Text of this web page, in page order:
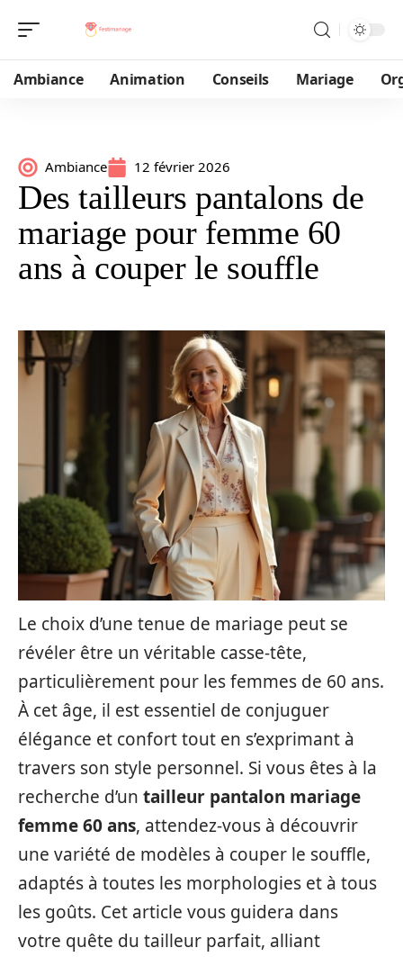
Ambiance Animation Conseils Mariage
Ambiance 12 février 2026
Des tailleurs pantalons de
mariage pour femme 60
ans à couper le souffle
Le choix d’une tenue de mariage peut se
révéler être un véritable casse-tête,
particulièrement pour les femmes de 60 ans.
À cet âge, il est essentiel de conjuguer
élégance et confort tout en s’exprimant à
travers son style personnel. Si vous êtes à la
recherche d’un tailleur pantalon mariage
femme 60 ans, attendez-vous à découvrir
une variété de modèles à couper le souffle,
adaptés à toutes les morphologies et à tous
les goûts. Cet article vous guidera dans
votre quête du tailleur parfait, alliant